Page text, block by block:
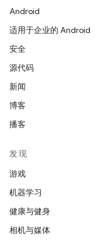
Android
适用于企业的 Android
安全
源代码
新闻
博客
播客
发现
游戏
机器学习
健康与健身
相机与媒体